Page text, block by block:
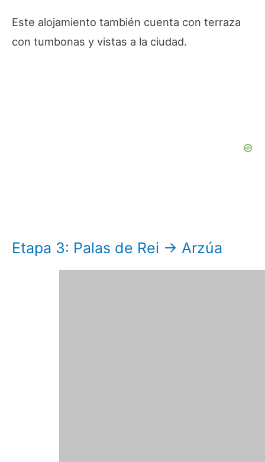
Este alojamiento también cuenta con terraza
con tumbonas y vistas a la ciudad.
Etapa 3: Palas de Rei → Arzúa